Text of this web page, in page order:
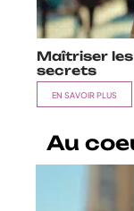
Maîtriser
secrets
EN SAVOIR PLUS
Au